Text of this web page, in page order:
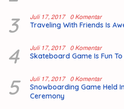
3 Juli 17, 2017 0 Komentar
Traveling With Friends Is
4 Juli 17, 2017 0 Komentar
Skateboard Game Is Fun
5 Juli 17, 2017 0 Komentar
Snowboarding Game Held
Ceremony